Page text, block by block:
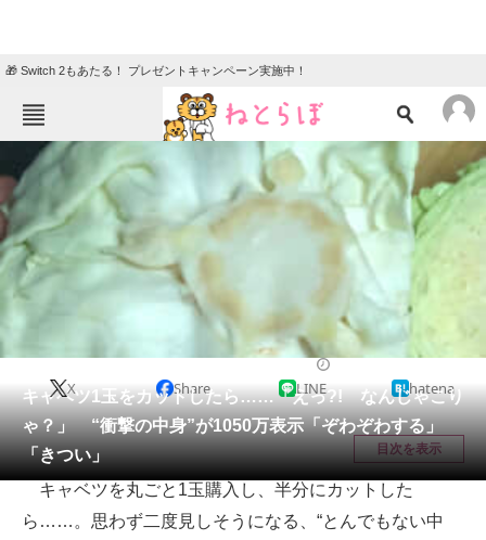
🎁 Switch 2もあたる！ プレゼントキャンペーン実施中！
ねとらぼメニュー
TOP ニュース
エンタメ クイズ
グルメ
教育・育児
リサーチ
会員記事
メディア
注目記事を集めた総合ページ
ITの今と未来を見通す
キャベツ1玉をカットしたら……「えっ?! なんじゃこり
ゃ？」 “衝撃の中身”が1050万表示「ぞわぞわする」
「きつい」
X Share LINE hatena
目次を表示
キャベツを丸ごと1玉購入し、半分にカットした
ら……。思わず二度見しそうになる、“とんでもない中